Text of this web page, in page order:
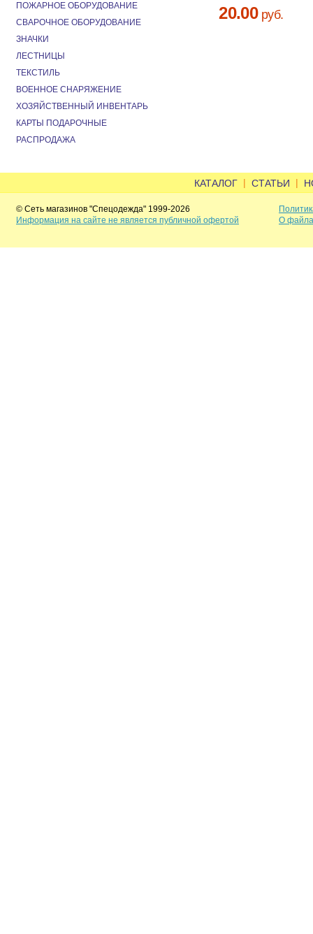
20.00руб.
ПОЖАРНОЕ ОБОРУДОВАНИЕ
СВАРОЧНОЕ ОБОРУДОВАНИЕ
ЗНАЧКИ
ЛЕСТНИЦЫ
ТЕКСТИЛЬ
ВОЕННОЕ СНАРЯЖЕНИЕ
ХОЗЯЙСТВЕННЫЙ ИНВЕНТАРЬ
КАРТЫ ПОДАРОЧНЫЕ
РАСПРОДАЖА
КАТАЛОГ | СТАТЬИ |
© Сеть магазинов "Спецодежда" 1999-2026
Информация на сайте не является публичной офертой
О